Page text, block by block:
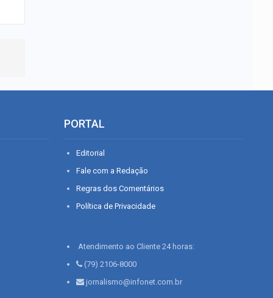
PORTAL
Editorial
Fale com a Redação
Regras dos Comentários
Política de Privacidade
Atendimento ao Cliente 24 horas:
(79) 2106-8000
jornalismo@infonet.com.br